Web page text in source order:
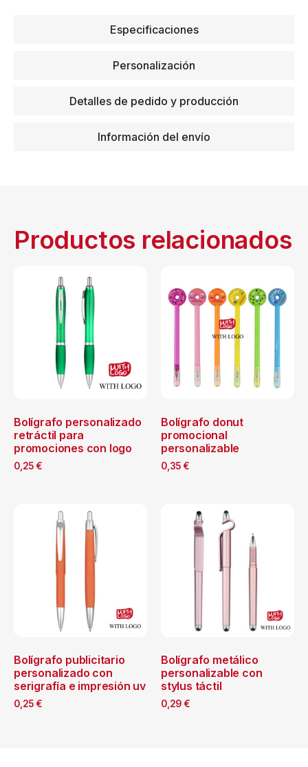
Especificaciones
Personalización
Detalles de pedido y producción
Información del envío
Productos relacionados
Bolígrafo personalizado
retráctil para
promociones con logo
0,25 €
Bolígrafo donut
promocional
personalizable
0,35 €
Bolígrafo publicitario
personalizado con
serigrafía e impresión uv
0,25 €
Bolígrafo metálico
personalizable con
stylus táctil
0,29 €